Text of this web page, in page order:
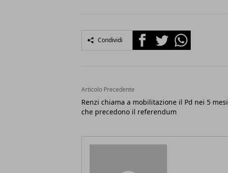
Condividi FacebookTwitterWhatsapp
Articolo Precedente
Renzi chiama a mobilitazione il Pd nei 5 mesi
che precedono il referendum